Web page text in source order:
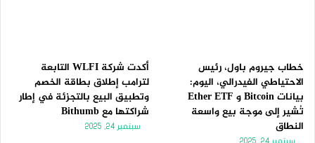
خطاب جيروم باول، رئيس
الاحتياطي الفيدرالي، اليوم:
بيانات Bitcoin و Ether ETF
تُشير إلى موجة بيع واسعة
النطاق
سبتمبر 24, 2025
أكدت شركة WLFI التابعة
لترامب إطلاق بطاقة الخصم
وتطبيق البيع بالتجزئة في إطار
شراكتها مع Bithumb
سبتمبر 24, 2025